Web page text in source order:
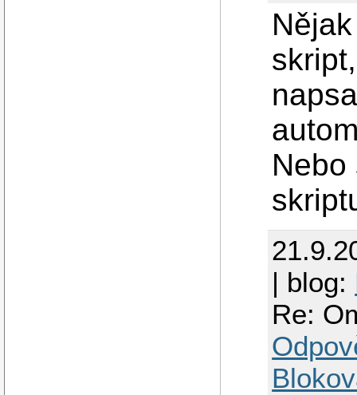
| blog:
Re: